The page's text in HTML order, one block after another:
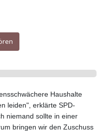
Haushalte
leiden", erklärte SPD-
niemand sollte in einer
bringen wir den Zuschuss